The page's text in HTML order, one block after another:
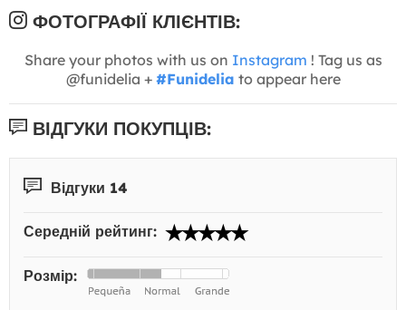
ФОТОГРАФІЇ КЛІЄНТІВ:
Share your photos with us on Instagram ! Tag us as
@funidelia + #Funidelia to appear here
ВІДГУКИ ПОКУПЦІВ:
Відгуки 14
Середній рейтинг:
Розмір: